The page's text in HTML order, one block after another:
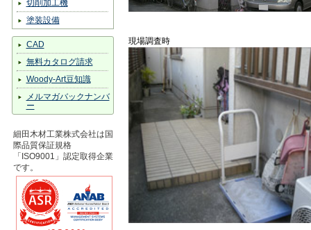
切削加工機
塗装設備
CAD
無料カタログ請求
Woody-Art豆知識
メルマガバックナンバ
ー
細田木材工業株式会社は国
際品質保証規格
「ISO9001」認定取得企業
です。
現場調査時